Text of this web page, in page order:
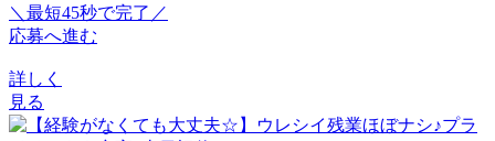
＼最短45秒で完了／
応募へ進む
詳しく
見る